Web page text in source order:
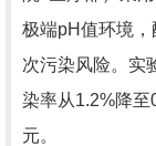
极端pH值环境
次污染风险。实
染率从1.2%降
元。